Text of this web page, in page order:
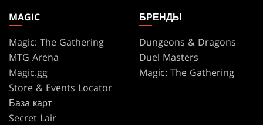
MAGIC
Magic: The Gathering
MTG Arena
Magic.gg
Store & Events Locator
База карт
Secret Lair
БРЕНДЫ
Dungeons & Dragons
Duel Masters
Magic: The Gathering